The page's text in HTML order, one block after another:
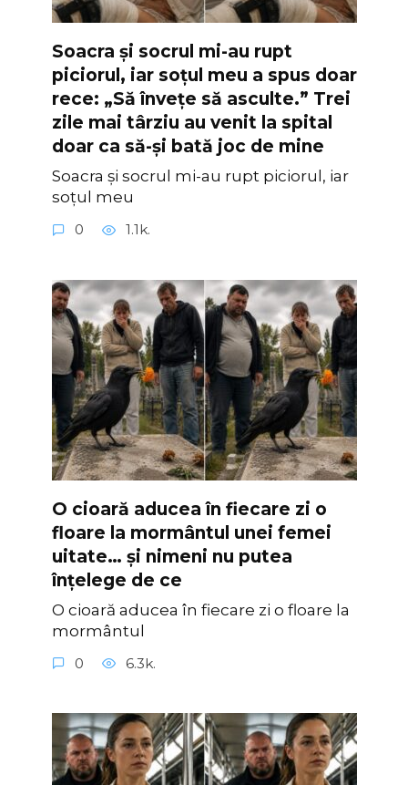
Soacra și socrul mi-au rupt
piciorul, iar soțul meu a spus doar
rece: „Să învețe să asculte.” Trei
zile mai târziu au venit la spital
doar ca să-și bată joc de mine
Soacra și socrul mi-au rupt piciorul, iar
soțul meu
0 1.1k.
O cioară aducea în fiecare zi o
floare la mormântul unei femei
uitate… și nimeni nu putea
înțelege de ce
O cioară aducea în fiecare zi o floare la
mormântul
0 6.3k.